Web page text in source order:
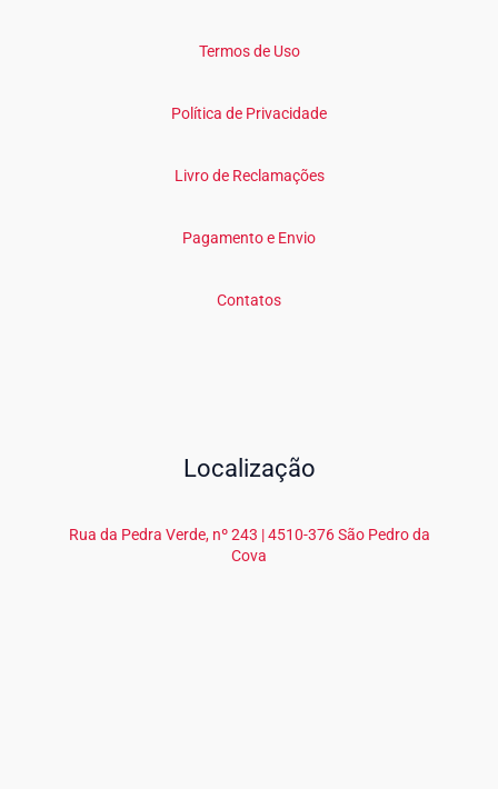
Termos de Uso
Política de Privacidade
Livro de Reclamações
Pagamento e Envio
Contatos
Localização
Rua da Pedra Verde, nº 243 | 4510-376 São Pedro da
Cova